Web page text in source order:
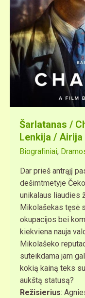
Šarlatanas /
Lenkija /
Biografiniai,
Dar prieš antrąjį
dešimtmetyje
unikalaus liaudies
Mikolašekas tęsė
okupacijos bei
kiekviena nauja
Mikolašeko
suteikdama jam
kokią kainą teks
aukštą statusą?
Režisierius: